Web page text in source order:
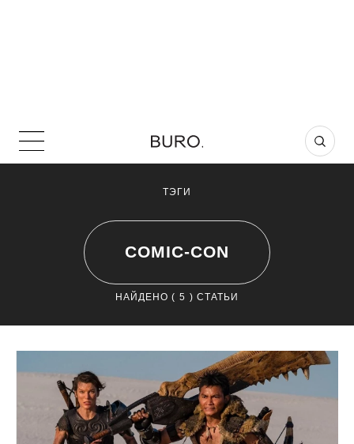
ТЭГИ
COMIC-CON
НАЙДЕНО ( 5 ) СТАТЬИ